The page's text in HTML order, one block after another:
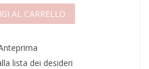
AL CARRELLO
lista dei desideri